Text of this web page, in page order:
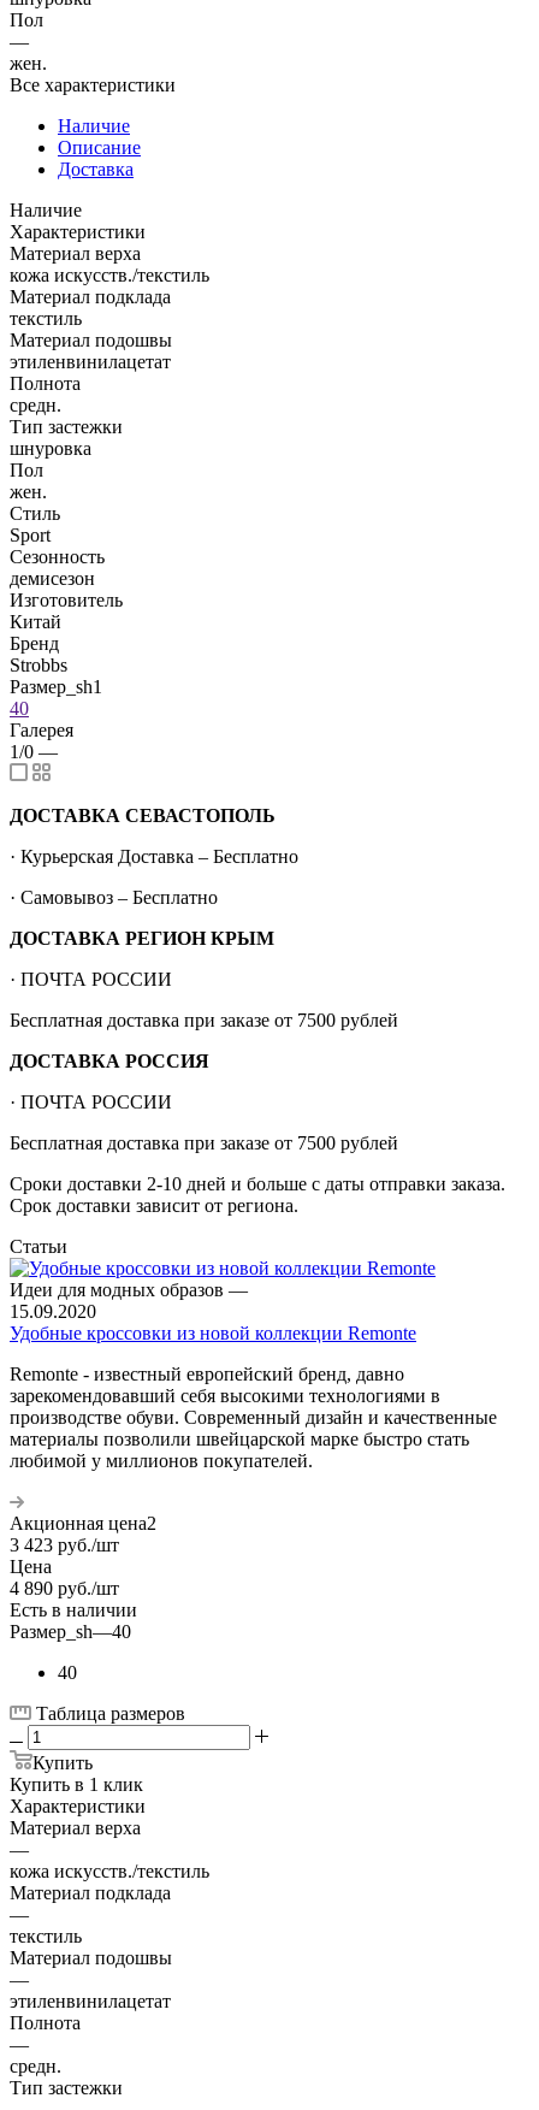
Пол
—
жен.
Все характеристики
Наличие
Описание
Доставка
Наличие
Характеристики
Материал верха
кожа искусств./текстиль
Материал подклада
текстиль
Материал подошвы
этиленвинилацетат
Полнота
средн.
Тип застежки
шнуровка
Пол
жен.
Стиль
Sport
Сезонность
демисезон
Изготовитель
Китай
Бренд
Strobbs
Размер_sh1
40
Галерея
1/0 —
ДОСТАВКА СЕВАСТОПОЛЬ
· Курьерская Доставка – Бесплатно
· Самовывоз – Бесплатно
ДОСТАВКА РЕГИОН КРЫМ
· ПОЧТА РОССИИ
Бесплатная доставка при заказе от 7500 рублей
ДОСТАВКА РОССИЯ
· ПОЧТА РОССИИ
Бесплатная доставка при заказе от 7500 рублей
Сроки доставки 2-10 дней и больше с даты отправки заказа.
Срок доставки зависит от региона.
Статьи
Идеи для модных образов —
15.09.2020
Удобные кроссовки из новой коллекции Remonte
Remonte - известный европейский бренд, давно
зарекомендовавший себя высокими технологиями в
производстве обуви. Современный дизайн и качественные
материалы позволили швейцарской марке быстро стать
любимой у миллионов покупателей.
Акционная цена2
3 423 руб./шт
Цена
4 890 руб./шт
Есть в наличии
Размер_sh—40
40
Таблица размеров
Купить
Купить в 1 клик
Характеристики
Материал верха
—
кожа искусств./текстиль
Материал подклада
—
текстиль
Материал подошвы
—
этиленвинилацетат
Полнота
—
средн.
Тип застежки